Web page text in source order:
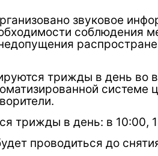
звуковое
соблюдения
трижды в день во
системе
трижды в день: в 10:00,
проводиться до